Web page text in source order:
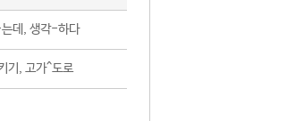
데, 생각-하다
기, 고가^도로